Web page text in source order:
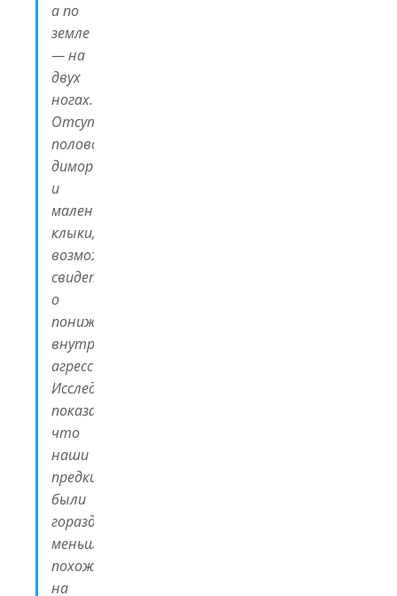
а по
земле
— на
двух
ногах.
Отсутствие
полового
диморфизма
и
маленькие
клыки,
возможно,
свидетельствуют
о
пониженной
внутригрупповой
агрессии.
Исследование
показало,
что
наши
предки
были
гораздо
меньше
похожи
на